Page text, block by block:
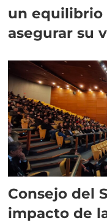
un
asegurar su
Consejo del
impacto de